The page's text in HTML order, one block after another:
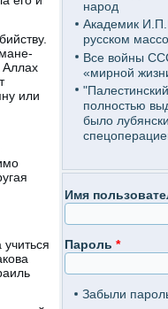
Аллах
или
народ
Академик
русском
Все войны
«мирной
полностью
было
Имя
Пароль *
Забыли